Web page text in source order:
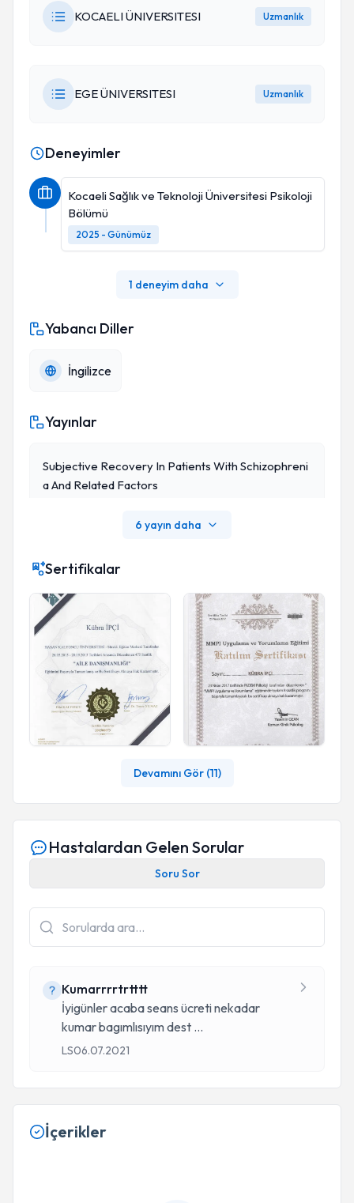
KOCAELI ÜNIVERSITESI Uzmanlık
EGE ÜNIVERSITESI Uzmanlık
Deneyimler
Kocaeli Sağlık ve Teknoloji Üniversitesi Psikoloji
Bölümü
2025 - Günümüz
1 deneyim daha
Yabancı Diller
İngilizce
Yayınlar
Subjective Recovery In Patients With Schizophreni
A And Related Factors
6 yayın daha
Sertifikalar
Devamını Gör (11)
Hastalardan Gelen Sorular
Soru Sor
Kumarrrrtrtttt
İyigünler acaba seans ücreti nekadar
kumar bagımlısıyım dest ...
LS06.07.2021
İçerikler